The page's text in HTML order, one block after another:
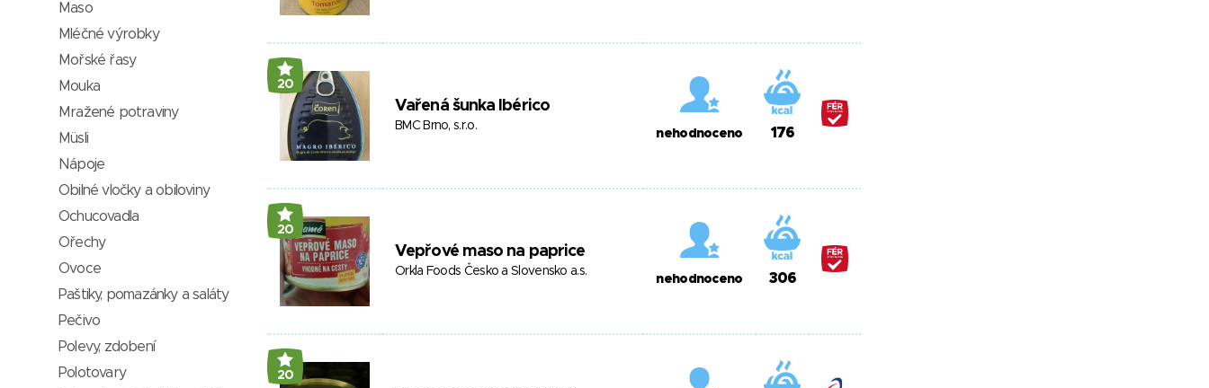
20
Vařená šunka Ibérico
BMC Brno, s.r.o.
nehodnoceno 176
20
Vepřové maso na paprice
Orkla Foods Česko a Slovensko a.s.
nehodnoceno 306
20
Maso
Mléčné výrobky
Mořské řasy
Mouka
Mražené potraviny
Müsli
Nápoje
Obilné vločky a obiloviny
Ochucovadla
Ořechy
Ovoce
Paštiky, pomazánky a saláty
Pečivo
Polevy, zdobení
Polotovary